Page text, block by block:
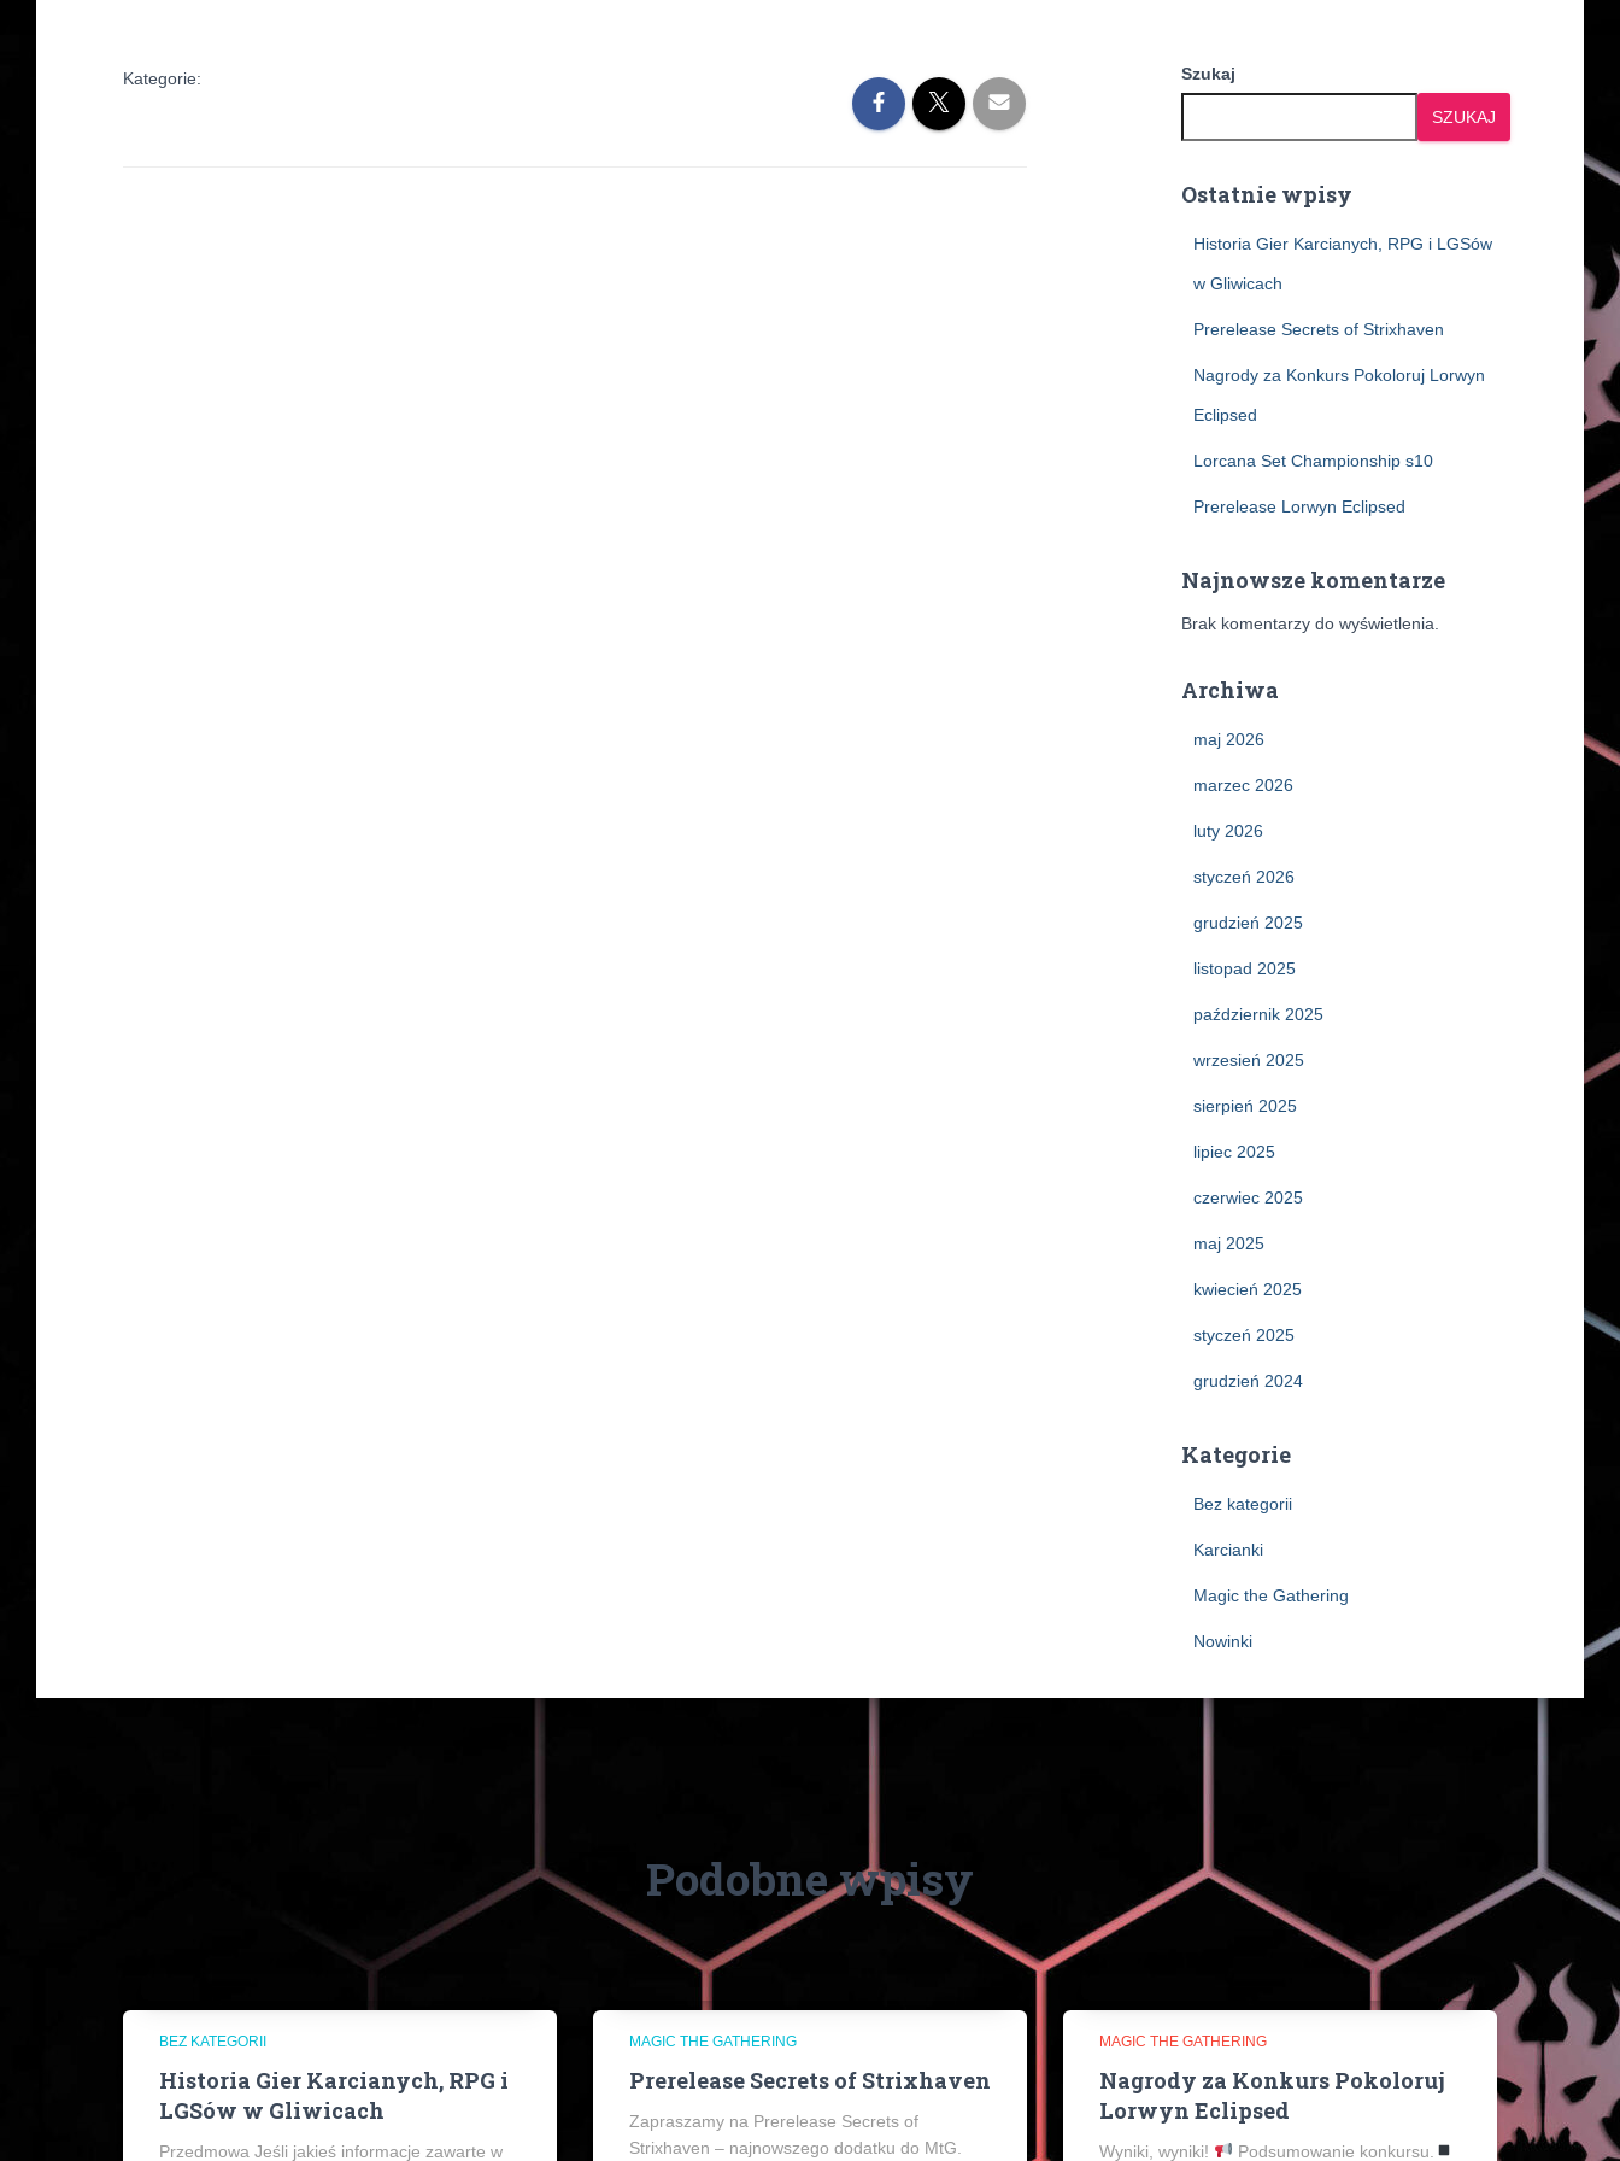
Kategorie: Szukaj
SZUKAJ
Ostatnie wpisy
Historia Gier Karcianych, RPG i LGSów
w Gliwicach
Prerelease Secrets of Strixhaven
Nagrody za Konkurs Pokoloruj Lorwyn
Eclipsed
Lorcana Set Championship s10
Prerelease Lorwyn Eclipsed
Najnowsze komentarze
Brak komentarzy do wyświetlenia.
Archiwa
maj 2026
marzec 2026
luty 2026
styczeń 2026
grudzień 2025
listopad 2025
październik 2025
wrzesień 2025
sierpień 2025
lipiec 2025
czerwiec 2025
maj 2025
kwiecień 2025
styczeń 2025
grudzień 2024
Kategorie
Bez kategorii
Karcianki
Magic the Gathering
Nowinki
Podobne wpisy
BEZ KATEGORII
Historia Gier Karcianych, RPG i
LGSów w Gliwicach
Przedmowa Jeśli jakieś informacje zawarte w
MAGIC THE GATHERING
Prerelease Secrets of Strixhaven
Zapraszamy na Prerelease Secrets of
Strixhaven – najnowszego dodatku do MtG.
MAGIC THE GATHERING
Nagrody za Konkurs Pokoloruj
Lorwyn Eclipsed
Wyniki, wyniki! Podsumowanie konkursu.